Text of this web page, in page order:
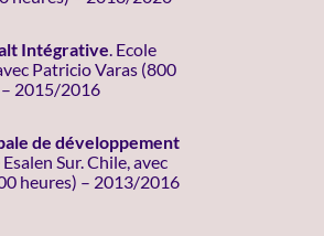
Intégrative . Ecole
Patricio Varas (800
– 2015/2016
de développement
Esalen Sur. Chile, avec
heures) – 2013/2016